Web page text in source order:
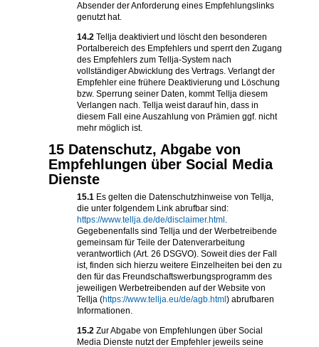
Absender der Anforderung eines Empfehlungslinks
genutzt hat.
14.2 Tellja deaktiviert und löscht den besonderen
Portalbereich des Empfehlers und sperrt den Zugang
des Empfehlers zum Tellja-System nach
vollständiger Abwicklung des Vertrags. Verlangt der
Empfehler eine frühere Deaktivierung und Löschung
bzw. Sperrung seiner Daten, kommt Tellja diesem
Verlangen nach. Tellja weist darauf hin, dass in
diesem Fall eine Auszahlung von Prämien ggf. nicht
mehr möglich ist.
15 Datenschutz, Abgabe von
Empfehlungen über Social Media
Dienste
15.1 Es gelten die Datenschutzhinweise von Tellja,
die unter folgendem Link abrufbar sind:
https://www.tellja.de/de/disclaimer.html .
Gegebenenfalls sind Tellja und der Werbetreibende
gemeinsam für Teile der Datenverarbeitung
verantwortlich (Art. 26 DSGVO). Soweit dies der Fall
ist, finden sich hierzu weitere Einzelheiten bei den zu
den für das Freundschaftswerbungsprogramm des
jeweiligen Werbetreibenden auf der Website von
Tellja (https://www.tellja.eu/de/agb.html ) abrufbaren
Informationen.
15.2 Zur Abgabe von Empfehlungen über Social
Media Dienste nutzt der Empfehler jeweils seine